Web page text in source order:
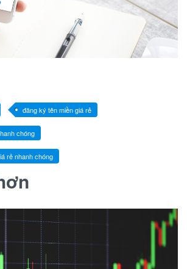
đăng ký tên miền giá rẻ
chóng
rẻ nhanh chóng